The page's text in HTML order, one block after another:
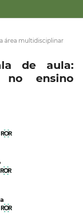
área multidisciplinar
de aula:
no ensino